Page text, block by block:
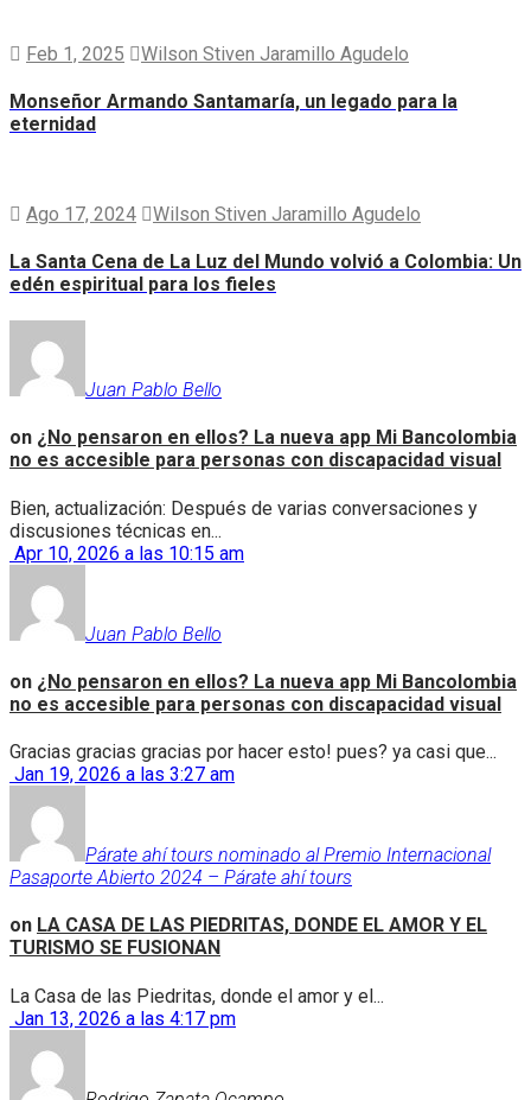
Feb 1, 2025 Wilson Stiven Jaramillo Agudelo
Monseñor Armando Santamaría, un legado para la
eternidad
Ago 17, 2024 Wilson Stiven Jaramillo Agudelo
La Santa Cena de La Luz del Mundo volvió a Colombia: Un
edén espiritual para los fieles
Juan Pablo Bello
on ¿No pensaron en ellos? La nueva app Mi Bancolombia
no es accesible para personas con discapacidad visual
Bien, actualización: Después de varias conversaciones y
discusiones técnicas en...
Apr 10, 2026 a las 10:15 am
Juan Pablo Bello
on ¿No pensaron en ellos? La nueva app Mi Bancolombia
no es accesible para personas con discapacidad visual
Gracias gracias gracias por hacer esto! pues? ya casi que...
Jan 19, 2026 a las 3:27 am
Párate ahí tours nominado al Premio Internacional
Pasaporte Abierto 2024 – Párate ahí tours
on LA CASA DE LAS PIEDRITAS, DONDE EL AMOR Y EL
TURISMO SE FUSIONAN
La Casa de las Piedritas, donde el amor y el...
Jan 13, 2026 a las 4:17 pm